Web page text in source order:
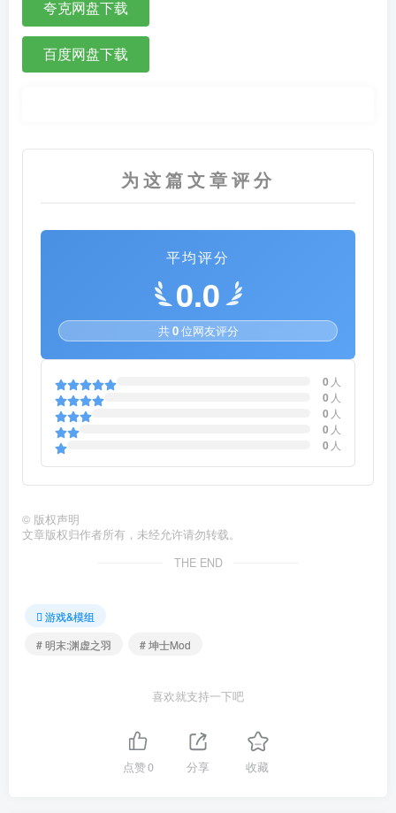
夸克网盘下载
百度网盘下载
为这篇文章评分
平均评分
0.0
共0位网友评分
0 人
0 人
0 人
0 人
0 人
© 版权声明
文章版权归作者所有，未经允许请勿转载。
THE END
游戏&模组
# 明末:渊虚之羽
# 坤士Mod
喜欢就支持一下吧
点赞0 分享 收藏